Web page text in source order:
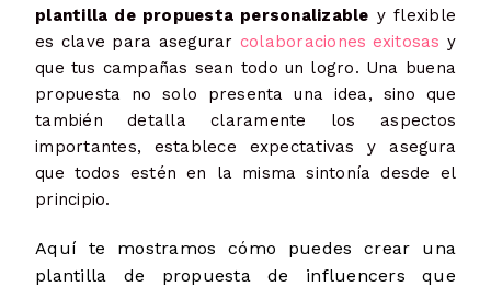
plantilla de propuesta personalizable y flexible
es clave para asegurar colaboraciones exitosas y
que tus campañas sean todo un logro. Una buena
propuesta no solo presenta una idea, sino que
también detalla claramente los aspectos
importantes, establece expectativas y asegura
que todos estén en la misma sintonía desde el
principio.
Aquí te mostramos cómo puedes crear una
plantilla de propuesta de influencers que